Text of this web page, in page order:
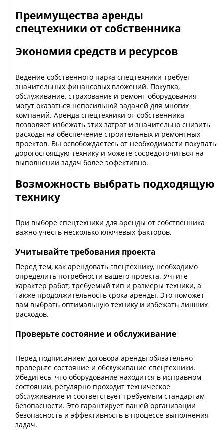
Преимущества аренды
спецтехники от собственника
Экономия средств и ресурсов
Ведение собственного парка спецтехники требует
значительных финансовых вложений. Покупка,
обслуживание, страхование и ремонт оборудования
могут оказаться непосильной задачей для многих
компаний. Аренда спецтехники от собственника
позволяет избежать этих затрат и значительно снизить
расходы на обеспечение строительных и ремонтных
проектов. Вы освобождаетесь от необходимости покупать
дорогостоящую технику и можете сосредоточиться на
выполнении задач более эффективно.
Возможность выбрать подходящую
технику
При выборе спецтехники для аренды от собственника
важно учесть несколько ключевых факторов.
Учитывайте требования проекта
Перед тем, как арендовать спецтехнику, необходимо
определить потребности вашего проекта. Учтите
характер работ, требуемый тип и размеры техники, а
также продолжительность срока аренды. Это поможет
вам выбрать оптимальную технику и избежать лишних
расходов.
Проверьте состояние и обслуживание
Перед подписанием договора аренды обязательно
проверьте состояние и обслуживание спецтехники.
Убедитесь, что оборудование находится в исправном
состоянии, регулярно проходит техническое
обслуживание и соответствует требуемым стандартам
безопасности. Это гарантирует вашей организации
безопасность и эффективность в процессе выполнения
задач.